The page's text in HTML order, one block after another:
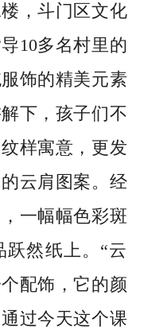
，斗门区文化
10多名村里的
饰的精美元素
下，孩子们不
样寓意，更发
云肩图案。经
一幅幅色彩斑
跃然纸上。“云
配饰，它的颜
过今天这个课